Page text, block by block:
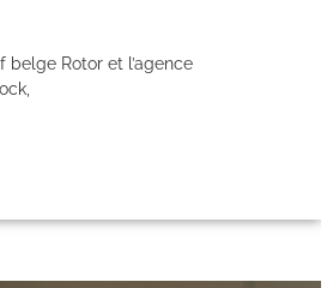
belge Rotor et l’agence